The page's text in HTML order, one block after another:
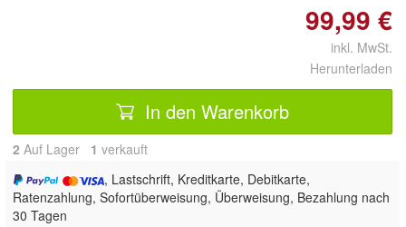
99,99 €
inkl. MwSt.
Herunterladen
In den Warenkorb
2 Auf Lager 1 verkauft
, Lastschrift, Kreditkarte, Debitkarte,
Ratenzahlung, Sofortüberweisung, Überweisung, Bezahlung nach
30 Tagen